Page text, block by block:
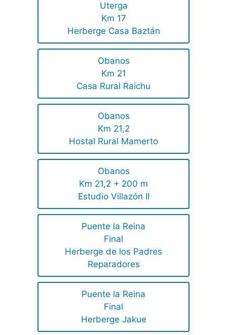
Uterga
Km 17
Herberge Casa Baztán
Obanos
Km 21
Casa Rural Raichu
Obanos
Km 21,2
Hostal Rural Mamerto
Obanos
Km 21,2 + 200 m
Estudio Villazón II
Puente la Reina
Final
Herberge de los Padres
Reparadores
Puente la Reina
Final
Herberge Jakue